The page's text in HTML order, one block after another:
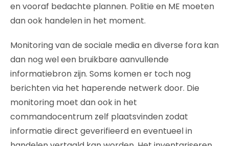
en vooraf bedachte plannen. Politie en ME moeten
dan ook handelen in het moment.
Monitoring van de sociale media en diverse fora kan
dan nog wel een bruikbare aanvullende
informatiebron zijn. Soms komen er toch nog
berichten via het haperende netwerk door. Die
monitoring moet dan ook in het
commandocentrum zelf plaatsvinden zodat
informatie direct geverifieerd en eventueel in